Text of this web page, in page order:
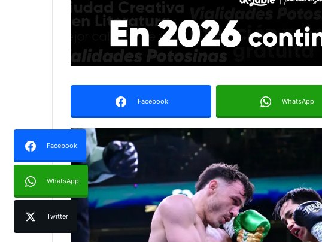
Facebook WhatsApp
Facebook
WhatsApp
Twitter